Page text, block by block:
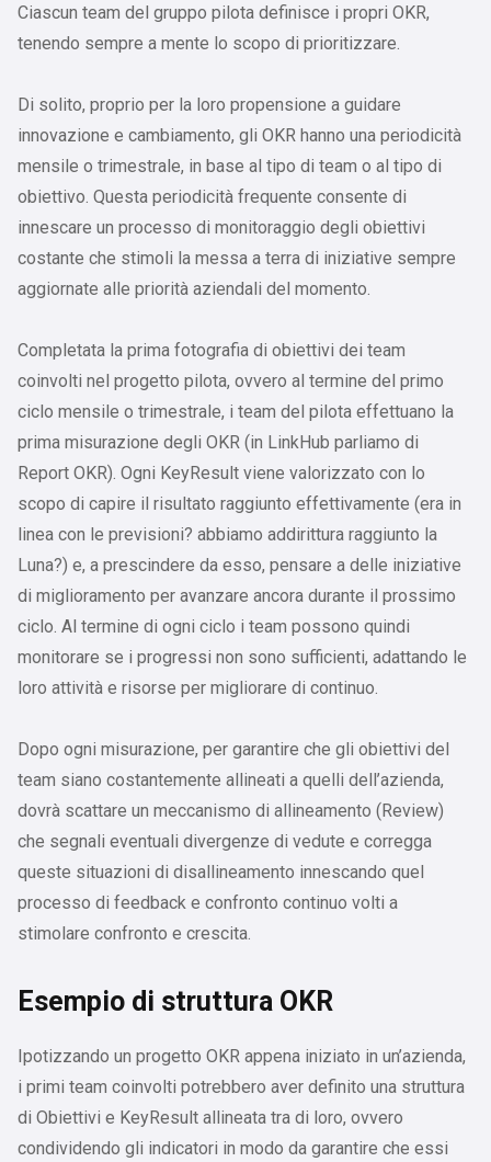
Ciascun team del gruppo pilota definisce i propri OKR,
tenendo sempre a mente lo scopo di prioritizzare.
Di solito, proprio per la loro propensione a guidare
innovazione e cambiamento, gli OKR hanno una periodicità
mensile o trimestrale, in base al tipo di team o al tipo di
obiettivo. Questa periodicità frequente consente di
innescare un processo di monitoraggio degli obiettivi
costante che stimoli la messa a terra di iniziative sempre
aggiornate alle priorità aziendali del momento.
Completata la prima fotografia di obiettivi dei team
coinvolti nel progetto pilota, ovvero al termine del primo
ciclo mensile o trimestrale, i team del pilota effettuano la
prima misurazione degli OKR (in LinkHub parliamo di
Report OKR). Ogni KeyResult viene valorizzato con lo
scopo di capire il risultato raggiunto effettivamente (era in
linea con le previsioni? abbiamo addirittura raggiunto la
Luna?) e, a prescindere da esso, pensare a delle iniziative
di miglioramento per avanzare ancora durante il prossimo
ciclo. Al termine di ogni ciclo i team possono quindi
monitorare se i progressi non sono sufficienti, adattando le
loro attività e risorse per migliorare di continuo.
Dopo ogni misurazione, per garantire che gli obiettivi del
team siano costantemente allineati a quelli dell’azienda,
dovrà scattare un meccanismo di allineamento (Review)
che segnali eventuali divergenze di vedute e corregga
queste situazioni di disallineamento innescando quel
processo di feedback e confronto continuo volti a
stimolare confronto e crescita.
Esempio di struttura OKR
Ipotizzando un progetto OKR appena iniziato in un’azienda,
i primi team coinvolti potrebbero aver definito una struttura
di Obiettivi e KeyResult allineata tra di loro, ovvero
condividendo gli indicatori in modo da garantire che essi